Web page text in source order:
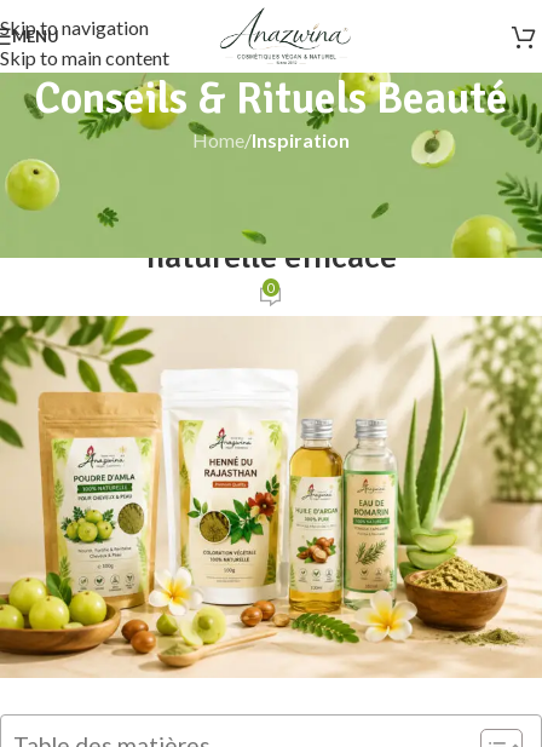
Skip to navigation
Skip to main content
MENU
Conseils & Rituels Beauté
Home/Inspiration
Comment créer une routine capillaire
naturelle efficace
0